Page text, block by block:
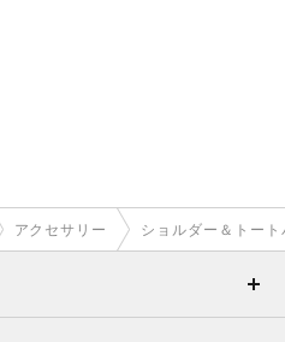
アクセサリー ショルダー＆トー